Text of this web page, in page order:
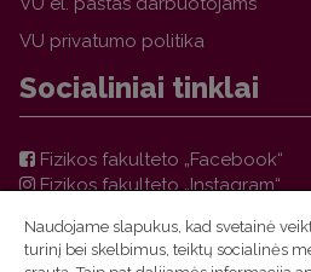
VU privatumo politika
Socialiniai tinklai
Fizikos fakulteto „Facebook“
Fizikos fakulteto „Instagram“
VU FF TFAI Molėtų
„Facebook“
Naudojame slapukus, kad svetainė
turinį bei skelbimus, teiktų socialinės